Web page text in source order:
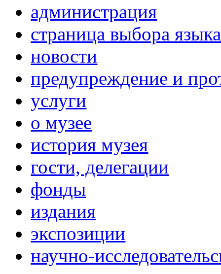
администрация
страница выбора языка
новости
предупреждение и
услуги
о музее
история музея
гости, делегации
фонды
издания
экспозиции
научно-